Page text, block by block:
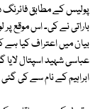
پولیس کے مطابق
باراتی نے کی۔ اس موقع
بیان میں اعتراف کیا
ابراہیم کے نام سے کی